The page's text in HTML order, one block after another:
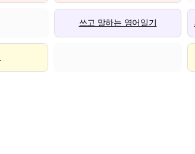
쓰고 말하는 영어일기